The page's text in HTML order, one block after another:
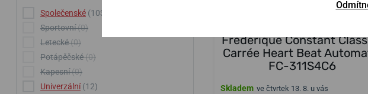
Společenské (103)
Sportovní(0)
Letecké(0)
Potápěčské(0)
Kapesní(0)
Univerzální (12)
Frederique Constant
Carrée Heart Beat
FC-311S4C6
Skladem ve čtvrtek 13. 8. u vás